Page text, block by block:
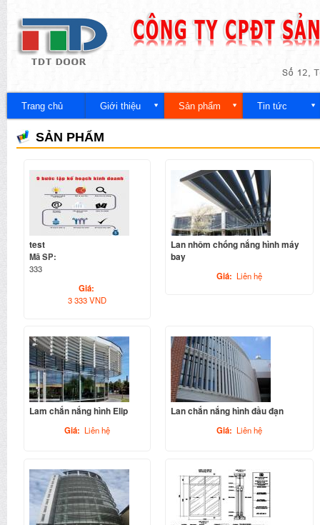
nội
Công
ty
Trang chủ Giới thiệu Sản phẩm Tin tức
SẢN PHẨM
test
Mã SP:
333
Giá:
3 333 VND
Lan nhôm chống nắng hình máy
bay
Giá: Liên hệ
Lam chắn nắng hình Elip
Giá: Liên hệ
Lan chắn nắng hình đầu đạn
Giá: Liên hệ